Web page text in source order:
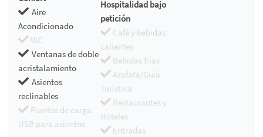
Aire
Acondicionado
WC
Ventanas de doble
acristalamiento
Asientos
reclinables
Puertos de carga
USB para asientos
Hospitalidad bajo
petición
Café y bebidas
calientes
Bebidas frías
Azafata/Guía
Turística
Restaurantes y
Hoteles
Entradas